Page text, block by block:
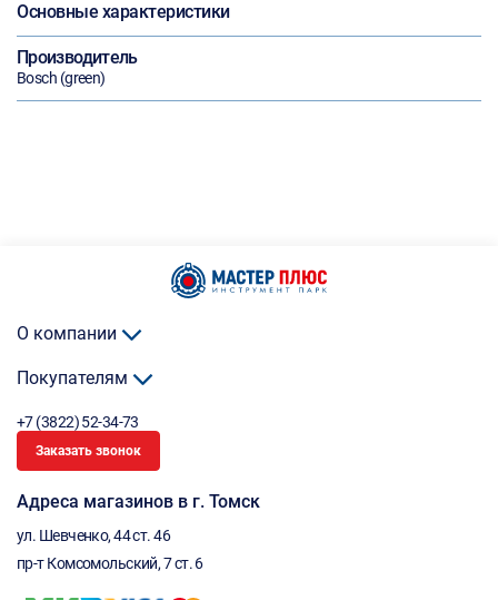
Основные характеристики
Производитель
Bosch (green)
О компании
Покупателям
+7 (3822) 52-34-73
Заказать звонок
Адреса магазинов в г. Томск
ул. Шевченко, 44 ст. 46
пр-т Комсомольский, 7 ст. 6